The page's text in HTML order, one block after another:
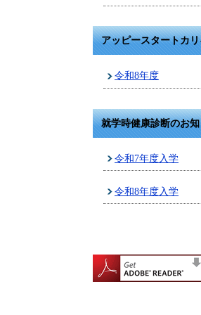
アッピースタートカ
令和8年度
就学時健康診断のお
令和7年度入学
令和8年度入学